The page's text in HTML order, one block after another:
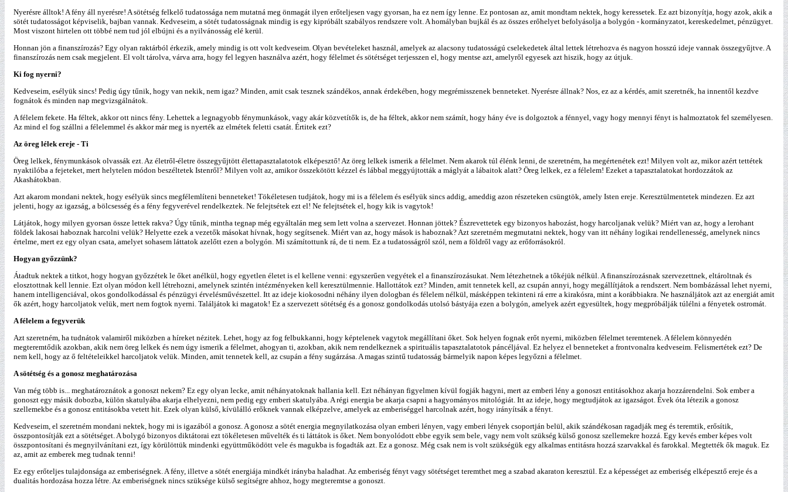
Nyerésre álltok! A fény áll nyerésre! A sötétség felkelő tudatossága nem mutatná meg önmagát ilyen erőteljesen vagy gyorsan, ha ez nem így lenne. Ez pontosan az, amit mondtam nektek, hogy keressetek. Ez azt bizonyítja, hogy azok, akik a
sötét tudatosságot képviselik, bajban vannak. Kedveseim, a sötét tudatosságnak mindig is egy kipróbált szabályos rendszere volt. A homályban bujkál és az összes erőhelyet befolyásolja a bolygón - kormányzatot, kereskedelmet, pénzügyet.
Most viszont hirtelen ott többé nem tud jól elbújni és a nyilvánosság elé kerül.
Honnan jön a finanszírozás? Egy olyan raktárból érkezik, amely mindig is ott volt kedveseim. Olyan bevételeket használ, amelyek az alacsony tudatosságú cselekedetek által lettek létrehozva és nagyon hosszú ideje vannak összegyűjtve. A
finanszírozás nem csak megjelent. El volt tárolva, várva arra, hogy fel legyen használva azért, hogy félelmet és sötétséget terjesszen el, hogy mentse azt, amelyről egyesek azt hiszik, hogy az útjuk.
Ki fog nyerni?
Kedveseim, esélyük sincs! Pedig úgy tűnik, hogy van nekik, nem igaz? Minden, amit csak tesznek szándékos, annak érdekében, hogy megrémisszenek benneteket. Nyerésre állnak? Nos, ez az a kérdés, amit szeretnék, ha innentől kezdve
fognátok és minden nap megvizsgálnátok.
A félelem fekete. Ha féltek, akkor ott nincs fény. Lehettek a legnagyobb fénymunkások, vagy akár közvetítők is, de ha féltek, akkor nem számít, hogy hány éve is dolgoztok a fénnyel, vagy hogy mennyi fényt is halmoztatok fel személyesen.
Az mind el fog szállni a félelemmel és akkor már meg is nyerték az elmétek feletti csatát. Értitek ezt?
Az öreg lélek ereje - Ti
Öreg lelkek, fénymunkások olvassák ezt. Az életről-életre összegyűjtött élettapasztalatotok elképesztő! Az öreg lelkek ismerik a félelmet. Nem akarok túl élénk lenni, de szeretném, ha megértenétek ezt! Milyen volt az, mikor azért tettétek
nyaktilóba a fejeteket, mert helytelen módon beszéltetek Istenről? Milyen volt az, amikor összekötött kézzel és lábbal meggyújtották a máglyát a lábaitok alatt? Öreg lelkek, ez a félelem! Ezeket a tapasztalatokat hordozzátok az
Akashátokban.
Azt akarom mondani nektek, hogy esélyük sincs megfélemlíteni benneteket! Tökéletesen tudjátok, hogy mi is a félelem és esélyük sincs addig, ameddig azon részeteken csüngtök, amely Isten ereje. Keresztülmentetek mindezen. Ez azt
jelenti, hogy az igazság, a bölcsesség és a fény fegyverével rendelkeztek. Ne felejtsétek ezt el! Ne felejtsétek el, hogy kik is vagytok!
Látjátok, hogy milyen gyorsan össze lettek rakva? Úgy tűnik, mintha tegnap még egyáltalán meg sem lett volna a szervezet. Honnan jöttek? Észrevettetek egy bizonyos habozást, hogy harcoljanak velük? Miért van az, hogy a lerohant
földek lakosai haboznak harcolni velük? Helyette ezek a vezetők másokat hívnak, hogy segítsenek. Miért van az, hogy mások is haboznak? Azt szeretném megmutatni nektek, hogy van itt néhány logikai rendellenesség, amelynek nincs
értelme, mert ez egy olyan csata, amelyet sohasem láttatok azelőtt ezen a bolygón. Mi számítottunk rá, de ti nem. Ez a tudatosságról szól, nem a földről vagy az erőforrásokról.
Hogyan győzzünk?
Átadtuk nektek a titkot, hogy hogyan győzzétek le őket anélkül, hogy egyetlen életet is el kellene venni: egyszerűen vegyétek el a finanszírozásukat. Nem létezhetnek a tőkéjük nélkül. A finanszírozásnak szervezettnek, eltároltnak és
elosztottnak kell lennie. Ezt olyan módon kell létrehozni, amelynek szintén intézményeken kell keresztülmennie. Hallottátok ezt? Minden, amit tennetek kell, az csupán annyi, hogy megállítjátok a rendszert. Nem bombázással lehet nyerni,
hanem intelligenciával, okos gondolkodással és pénzügyi érvelésművészettel. Itt az ideje kiokosodni néhány ilyen dologban és félelem nélkül, másképpen tekinteni rá erre a kirakósra, mint a korábbiakra. Ne használjátok azt az energiát amit
ők azért, hogy harcoljatok velük, mert nem fogtok nyerni. Találjátok ki magatok! Ez a szervezett sötétség és a gonosz gondolkodás utolsó bástyája ezen a bolygón, amelyek azért egyesültek, hogy megpróbálják túlélni a fényetek ostromát.
A félelem a fegyverük
Azt szeretném, ha tudnátok valamiről miközben a híreket nézitek. Lehet, hogy az fog felbukkanni, hogy képtelenek vagytok megállítani őket. Sok helyen fognak erőt nyerni, miközben félelmet teremtenek. A félelem könnyedén
megteremtődik azokban, akik nem öreg lelkek és nem úgy ismerik a félelmet, ahogyan ti, azokban, akik nem rendelkeznek a spirituális tapasztalatotok páncéljával. Ez helyez el benneteket a frontvonalra kedveseim. Felismertétek ezt? De
nem kell, hogy az ő feltételeikkel harcoljatok velük. Minden, amit tennetek kell, az csupán a fény sugárzása. A magas szintű tudatosság bármelyik napon képes legyőzni a félelmet.
A sötétség és a gonosz meghatározása
Van még több is... meghatároznátok a gonoszt nekem? Ez egy olyan lecke, amit néhányatoknak hallania kell. Ezt néhányan figyelmen kívül fogják hagyni, mert az emberi lény a gonoszt entitásokhoz akarja hozzárendelni. Sok ember a
gonoszt egy másik dobozba, külön skatulyába akarja elhelyezni, nem pedig egy emberi skatulyába. A régi energia be akarja csapni a hagyományos mitológiát. Itt az ideje, hogy megtudjátok az igazságot. Évek óta létezik a gonosz
szellemekbe és a gonosz entitásokba vetett hit. Ezek olyan külső, kívülálló erőknek vannak elképzelve, amelyek az emberiséggel harcolnak azért, hogy irányítsák a fényt.
Kedveseim, el szeretném mondani nektek, hogy mi is igazából a gonosz. A gonosz a sötét energia megnyilatkozása olyan emberi lényen, vagy emberi lények csoportján belül, akik szándékosan ragadják meg és teremtik, erősítik,
összpontosítják ezt a sötétséget. A bolygó bizonyos diktátorai ezt tökéletesen művelték és ti láttátok is őket. Nem bonyolódott ebbe egyik sem bele, vagy nem volt szükség külső gonosz szellemekre hozzá. Egy kevés ember képes volt
összpontosítani és megnyilvánítani ezt, így körülöttük mindenki együttműködött vele és magukba is fogadták azt. Ez a gonosz. Még csak nem is volt szükségük egy alkalmas entitásra hozzá szarvakkal és farokkal. Megtették ők maguk. Ez
az, amit az emberek meg tudnak tenni!
Ez egy erőteljes tulajdonsága az emberiségnek. A fény, illetve a sötét energiája mindkét irányba haladhat. Az emberiség fényt vagy sötétséget teremthet meg a szabad akaraton keresztül. Ez a képességet az emberiség elképesztő ereje és a
dualitás hordozása hozza létre. Az emberiségnek nincs szüksége külső segítségre ahhoz, hogy megteremtse a gonoszt.